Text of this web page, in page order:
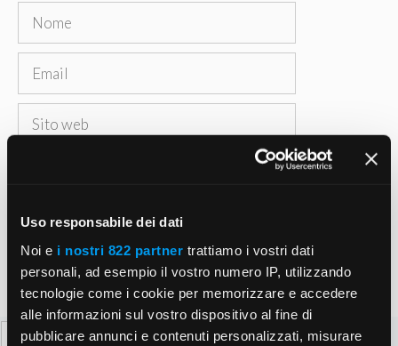
Uso responsabile dei dati
Noi e i nostri 822 partner trattiamo i vostri dati
personali, ad esempio il vostro numero IP, utilizzando
tecnologie come i cookie per memorizzare e accedere
alle informazioni sul vostro dispositivo al fine di
pubblicare annunci e contenuti personalizzati, misurare
Nome
Email
Sito
web
Salva il mio nome, email e sito web in questo
Ricerca